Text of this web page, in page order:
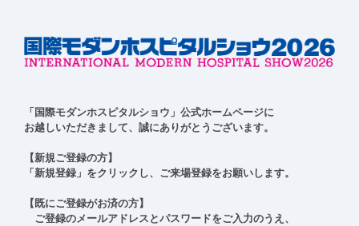
「国際モダンホスピタルショウ」公式ホームページに
お越しいただきまして、誠にありがとうございます。
【新規ご登録の方】
「新規登録」をクリックし、ご来場登録をお願いします。
【既にご登録がお済の方】
ご登録のメールアドレスとパスワードをご入力のうえ、